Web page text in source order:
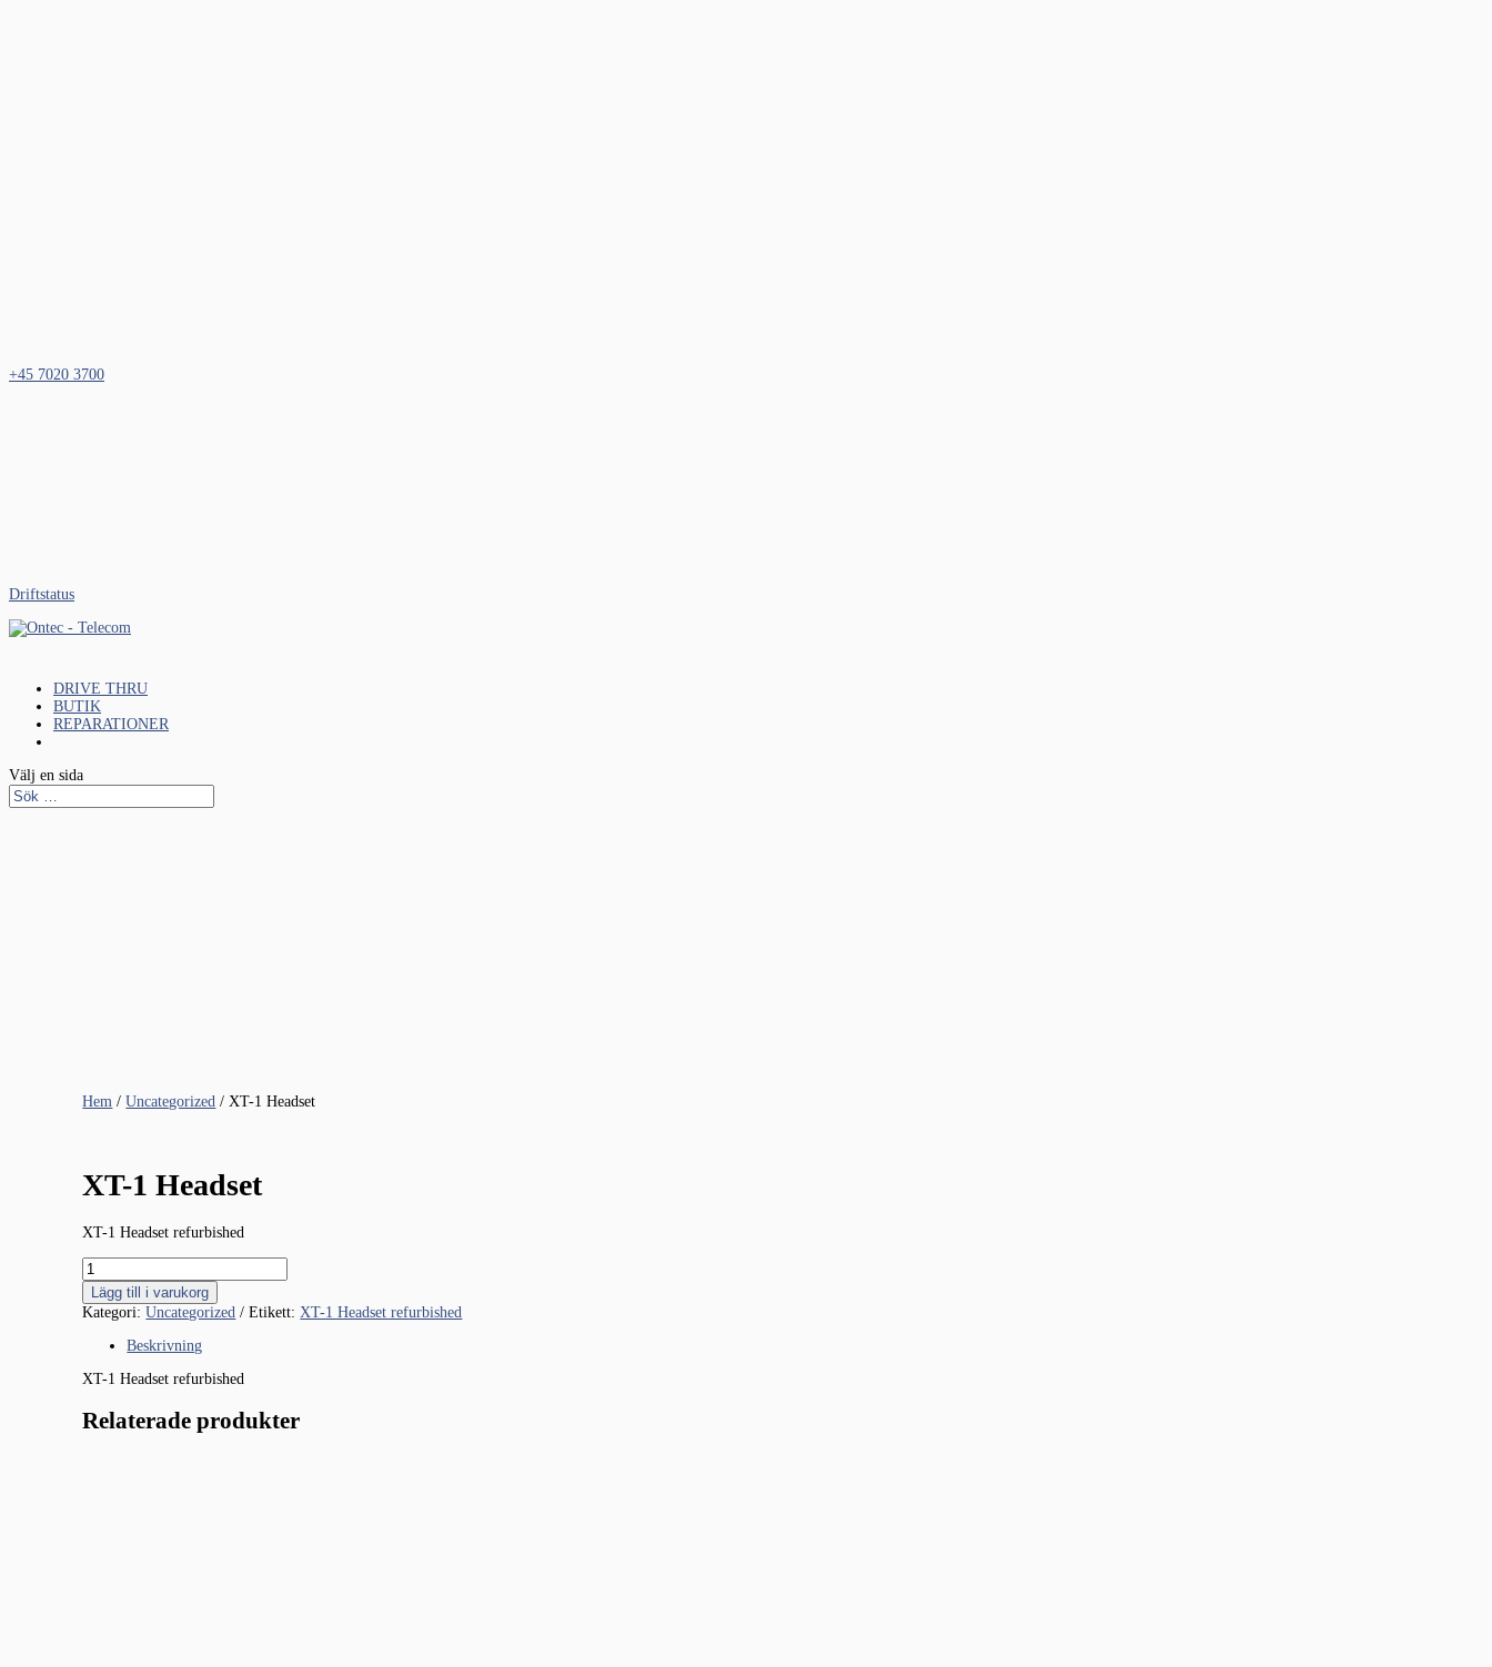
+45 7020 3700
Driftstatus
DRIVE THRU
BUTIK
REPARATIONER
Välj en sida
Hem /Uncategorized / XT-1 Headset
XT-1 Headset
XT-1 Headset refurbished
XT-
1
Headset
mängd
Lägg till i varukorg
Kategori:Uncategorized Etikett: XT-1 Headset refurbished
Beskrivning
XT-1 Headset refurbished
Relaterade produkter